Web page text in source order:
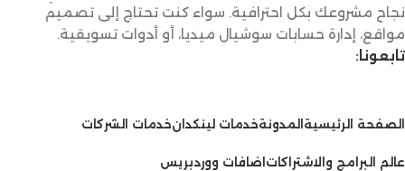
نجاح مشروعك بكل احترافية. سواء كنت تحتاج إلى تصميم
مواقع، إدارة حسابات سوشيال ميديا، أو أدوات تسويقية.
تابعونا:
الصفحة الرئيسية المدونةخدمات لينكدانخدمات الشركات
عالم البرامج والاشتراكات اضافات ووردبريس